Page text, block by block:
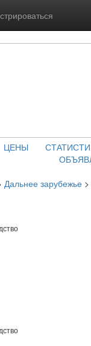
ЦЕНЫ
Дальнее зарубежье >